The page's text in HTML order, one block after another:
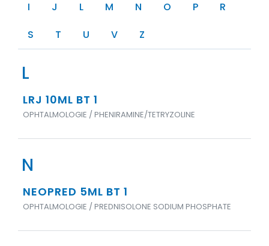
I
J L M N O P
R
S
T U V Z
L
LRJ 10ML BT 1
OPHTALMOLOGIE / PHENIRAMINE/TETRYZOLINE
N
NEOPRED 5ML BT 1
OPHTALMOLOGIE / PREDNISOLONE SODIUM PHOSPHATE